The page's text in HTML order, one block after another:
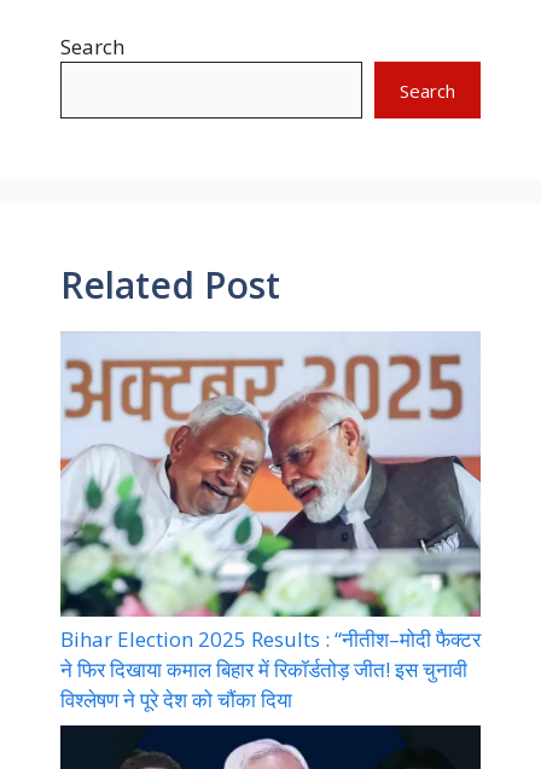
Search
Search
Related Post
Bihar Election 2025 Results : “नीतीश–मोदी फैक्टर
ने फिर दिखाया कमाल बिहार में रिकॉर्डतोड़ जीत! इस चुनावी
विश्लेषण ने पूरे देश को चौंका दिया